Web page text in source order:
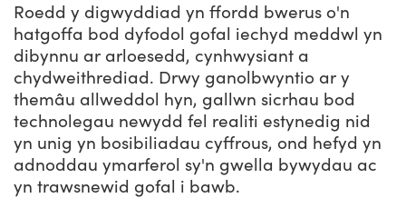
Roedd y digwyddiad yn ffordd bwerus o'n
hatgoffa bod dyfodol gofal iechyd meddwl yn
dibynnu ar arloesedd, cynhwysiant a
chydweithrediad. Drwy ganolbwyntio ar y
themâu allweddol hyn, gallwn sicrhau bod
technolegau newydd fel realiti estynedig nid
yn unig yn bosibiliadau cyffrous, ond hefyd yn
adnoddau ymarferol sy'n gwella bywydau ac
yn trawsnewid gofal i bawb.